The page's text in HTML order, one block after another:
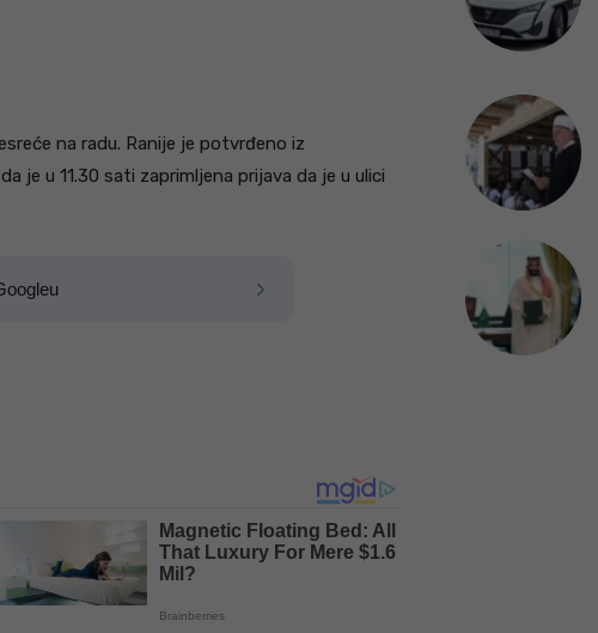
na radu. Ranije je potvrđeno iz
je u 11.30 sati zaprimljena prijava da je u ulici